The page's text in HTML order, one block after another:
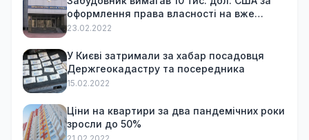
оформлення права власності на вже
куплену квартиру
23.02.2022
У Києві затримали за хабар посадовця
Держгеокадастру та посередника
15.02.2022
Ціни на квартири за два пандемічних роки
зросли до 50%